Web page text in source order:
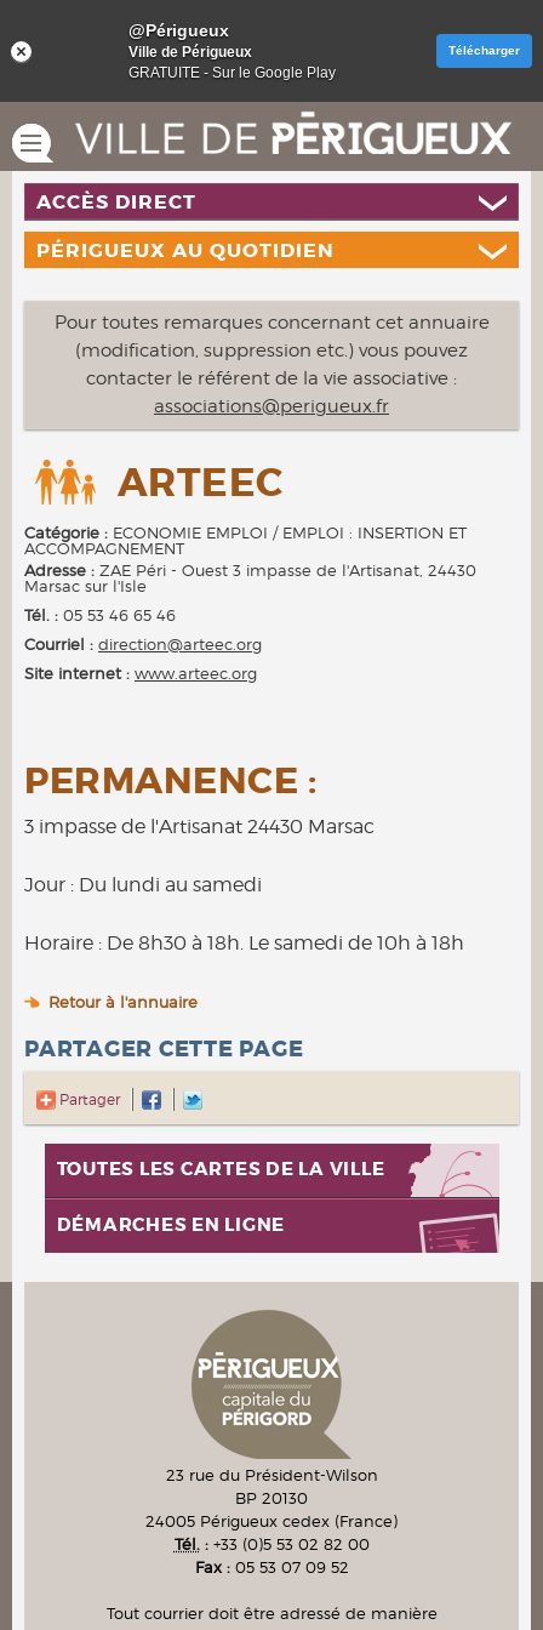
Pour toutes remarques concernant cet annuaire
(modification, suppression etc.) vous pouvez
contacter le référent de la vie associative :
associations@perigueux.fr
ARTEEC
Catégorie : ECONOMIE EMPLOI / EMPLOI : INSERTION ET
ACCOMPAGNEMENT
Adresse : ZAE Péri - Ouest 3 impasse de l'Artisanat, 24430
Marsac sur l'Isle
Tél. : 05 53 46 65 46
Courriel : direction@arteec.org
Site internet : www.arteec.org
PERMANENCE :
3 impasse de l'Artisanat 24430 Marsac
Jour : Du lundi au samedi
Horaire : De 8h30 à 18h. Le samedi de 10h à 18h
Retour à l'annuaire
PARTAGER CETTE PAGE
Partager
ACCÈS DIRECT
PÉRIGUEUX AU QUOTIDIEN
TOUTES LES CARTES DE LA VILLE
DÉMARCHES EN LIGNE
23 rue du Président-Wilson
BP 20130
24005 Périgueux cedex (France)
Tél. : +33 (0)5 53 02 82 00
Fax : 05 53 07 09 52
Tout courrier doit être adressé de manière
@Périgueux
Ville de Périgueux
GRATUITE - Sur le Google Play
Télécharger